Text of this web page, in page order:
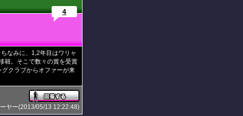
4
なみに、1,2年目はワリャ
籍。そこで数々の賞を受賞
クラブからオファーが来
ヤー(2013/05/13 12:22:48)